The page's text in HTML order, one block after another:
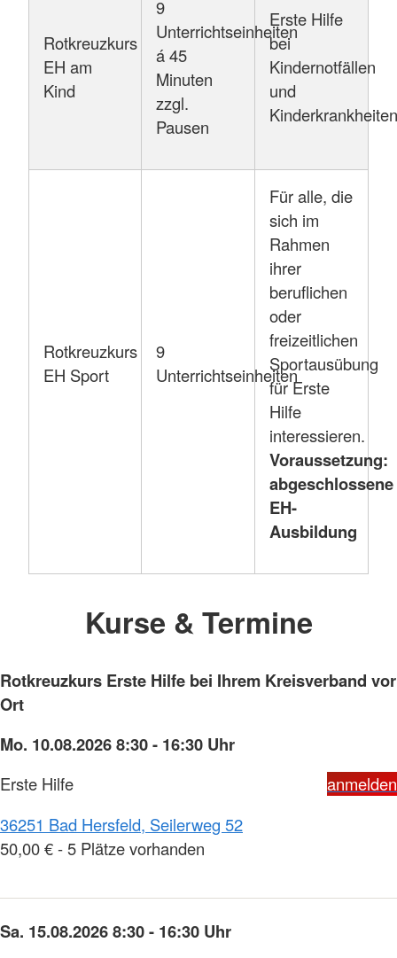
Rotkreuzkurs
EH am
Kind
9
Unterrichtseinheiten
á 45
Minuten
zzgl.
Pausen
Erste Hilfe
bei
Kindernotfällen
und
Kinderkrankheiten
Rotkreuzkurs
EH Sport
9
Unterrichtseinheiten
Für alle, die
sich im
Rahmen
ihrer
beruflichen
oder
freizeitlichen
Sportausübung
für Erste
Hilfe
interessieren.
Voraussetzung:
abgeschlossene
EH-
Ausbildung
Kurse & Termine
Rotkreuzkurs Erste Hilfe bei Ihrem Kreisverband vor
Ort
Mo. 10.08.2026 8:30 - 16:30 Uhr
Erste Hilfe
anmelden
36251 Bad Hersfeld, Seilerweg 52
50,00 € - 5 Plätze vorhanden
Sa. 15.08.2026 8:30 - 16:30 Uhr